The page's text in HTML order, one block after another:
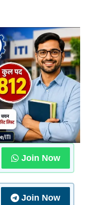
Join Now
Join Now